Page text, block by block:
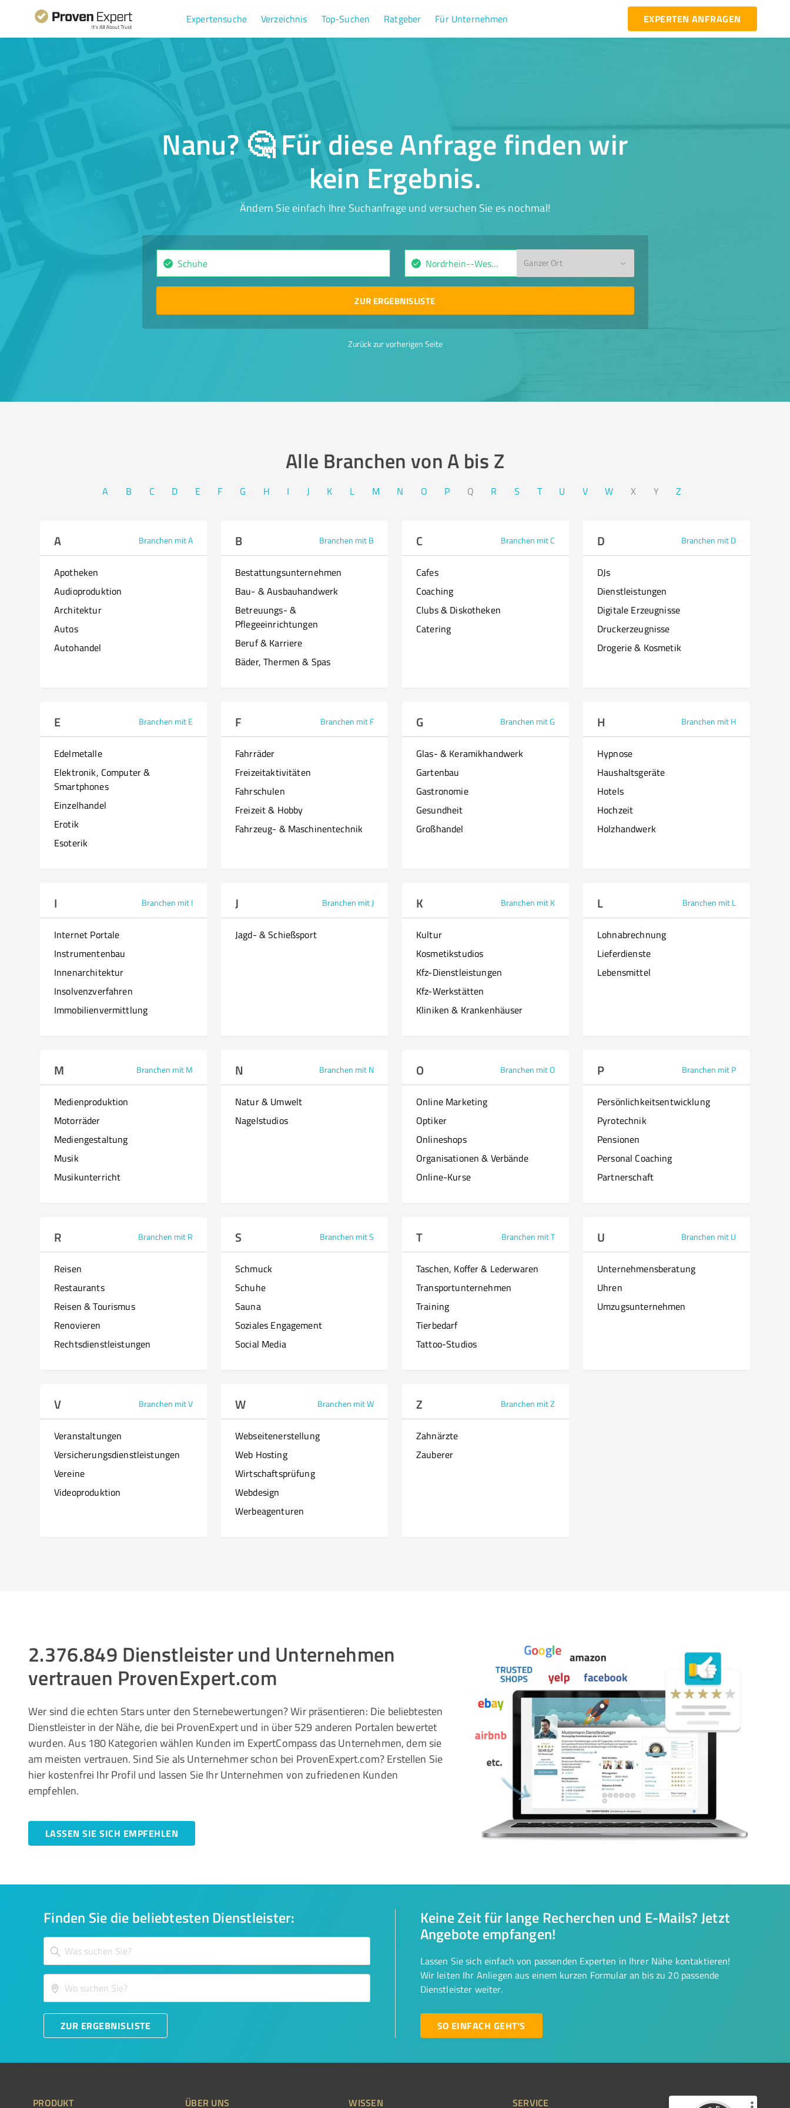
Expertensuche Verzeichnis Top-Suchen Ratgeber Für Unternehmen EXPERTEN ANFRAGEN
Nanu? 🤔 Für diese Anfrage finden wir
kein Ergebnis.
Ändern Sie einfach Ihre Suchanfrage und versuchen Sie es nochmal!
Ganzer Ort
ZUR ERGEBNISLISTE
Zurück zur vorherigen Seite
Alle Branchen von A bis Z​
A B C D E F G H I J K L M N O P Q R S T U V W X Y Z
A Branchen mit A
Apotheken
Audioproduktion
Architektur
Autos
Autohandel
B Branchen mit B
Bestattungsunternehmen
Bau- & Ausbauhandwerk
Betreuungs- &
Pflegeeinrichtungen
Beruf & Karriere
Bäder, Thermen & Spas
C Branchen mit C
Cafes
Coaching
Clubs & Diskotheken
Catering
D Branchen mit D
DJs
Dienstleistungen
Digitale Erzeugnisse
Druckerzeugnisse
Drogerie & Kosmetik
E Branchen mit E
Edelmetalle
Elektronik, Computer &
Smartphones
Einzelhandel
Erotik
Esoterik
F Branchen mit F
Fahrräder
Freizeitaktivitäten
Fahrschulen
Freizeit & Hobby
Fahrzeug- & Maschinentechnik
G Branchen mit G
Glas- & Keramikhandwerk
Gartenbau
Gastronomie
Gesundheit
Großhandel
H Branchen mit H
Hypnose
Haushaltsgeräte
Hotels
Hochzeit
Holzhandwerk
I Branchen mit I
Internet Portale
Instrumentenbau
Innenarchitektur
Insolvenzverfahren
Immobilienvermittlung
J Branchen mit J
Jagd- & Schießsport
K Branchen mit K
Kultur
Kosmetikstudios
Kfz-Dienstleistungen
Kfz-Werkstätten
Kliniken & Krankenhäuser
L Branchen mit L
Lohnabrechnung
Lieferdienste
Lebensmittel
M Branchen mit M
Medienproduktion
Motorräder
Mediengestaltung
Musik
Musikunterricht
N Branchen mit N
Natur & Umwelt
Nagelstudios
O Branchen mit O
Online Marketing
Optiker
Onlineshops
Organisationen & Verbände
Online-Kurse
P Branchen mit P
Persönlichkeitsentwicklung
Pyrotechnik
Pensionen
Personal Coaching
Partnerschaft
R Branchen mit R
Reisen
Restaurants
Reisen & Tourismus
Renovieren
Rechtsdienstleistungen
S Branchen mit S
Schmuck
Schuhe
Sauna
Soziales Engagement
Social Media
T Branchen mit T
Taschen, Koffer & Lederwaren
Transportunternehmen
Training
Tierbedarf
Tattoo-Studios
U Branchen mit U
Unternehmensberatung
Uhren
Umzugsunternehmen
V Branchen mit V
Veranstaltungen
Versicherungsdienstleistungen
Vereine
Videoproduktion
W Branchen mit W
Webseitenerstellung
Web Hosting
Wirtschaftsprüfung
Webdesign
Werbeagenturen
Z Branchen mit Z
Zahnärzte
Zauberer
2.376.849 Dienstleister und Unternehmen
vertrauen ProvenExpert.com
Wer sind die echten Stars unter den Sternebewertungen? Wir präsentieren: Die beliebtesten
Dienstleister in der Nähe, die bei ProvenExpert und in über 529 anderen Portalen bewertet
wurden. Aus 180 Kategorien wählen Kunden im ExpertCompass das Unternehmen, dem sie
am meisten vertrauen. Sind Sie als Unternehmer schon bei ProvenExpert.com? Erstellen Sie
hier kostenfrei Ihr Profil und lassen Sie Ihr Unternehmen von zufriedenen Kunden
empfehlen.
LASSEN SIE SICH EMPFEHLEN
Finden Sie die beliebtesten Dienstleister:
ZUR ERGEBNISLISTE
Keine Zeit für lange Recherchen und E-Mails? Jetzt
Angebote empfangen!
Lassen Sie sich einfach von passenden Experten in Ihrer Nähe kontaktieren!
Wir leiten Ihr Anliegen aus einem kurzen Formular an bis zu 20 passende
Dienstleister weiter.
SO EINFACH GEHT'S
PRODUKT ÜBER UNS WISSEN SERVICE